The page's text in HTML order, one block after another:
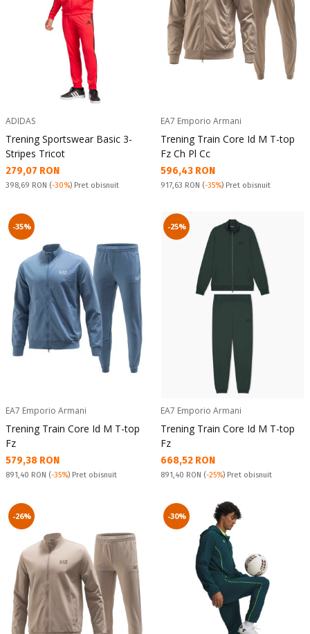
ADIDAS
Trening Sportswear Basic 3-
Stripes Tricot
Текуща цена:
279,07 RON
Pret obisnuit:
398,69 RON (-30%) Pret obisnuit
EA7 Emporio Armani
Trening Train Core Id M T-top
Fz Ch Pl Cc
Текуща цена:
596,43 RON
Pret obisnuit:
917,63 RON (-35%) Pret obisnuit
-35%
EA7 Emporio Armani
Trening Train Core Id M T-top
Fz
Текуща цена:
579,38 RON
Pret obisnuit:
891,40 RON (-35%) Pret obisnuit
-25%
EA7 Emporio Armani
Trening Train Core Id M T-top
Fz
Текуща цена:
668,52 RON
Pret obisnuit:
891,40 RON (-25%) Pret obisnuit
-26% -30%